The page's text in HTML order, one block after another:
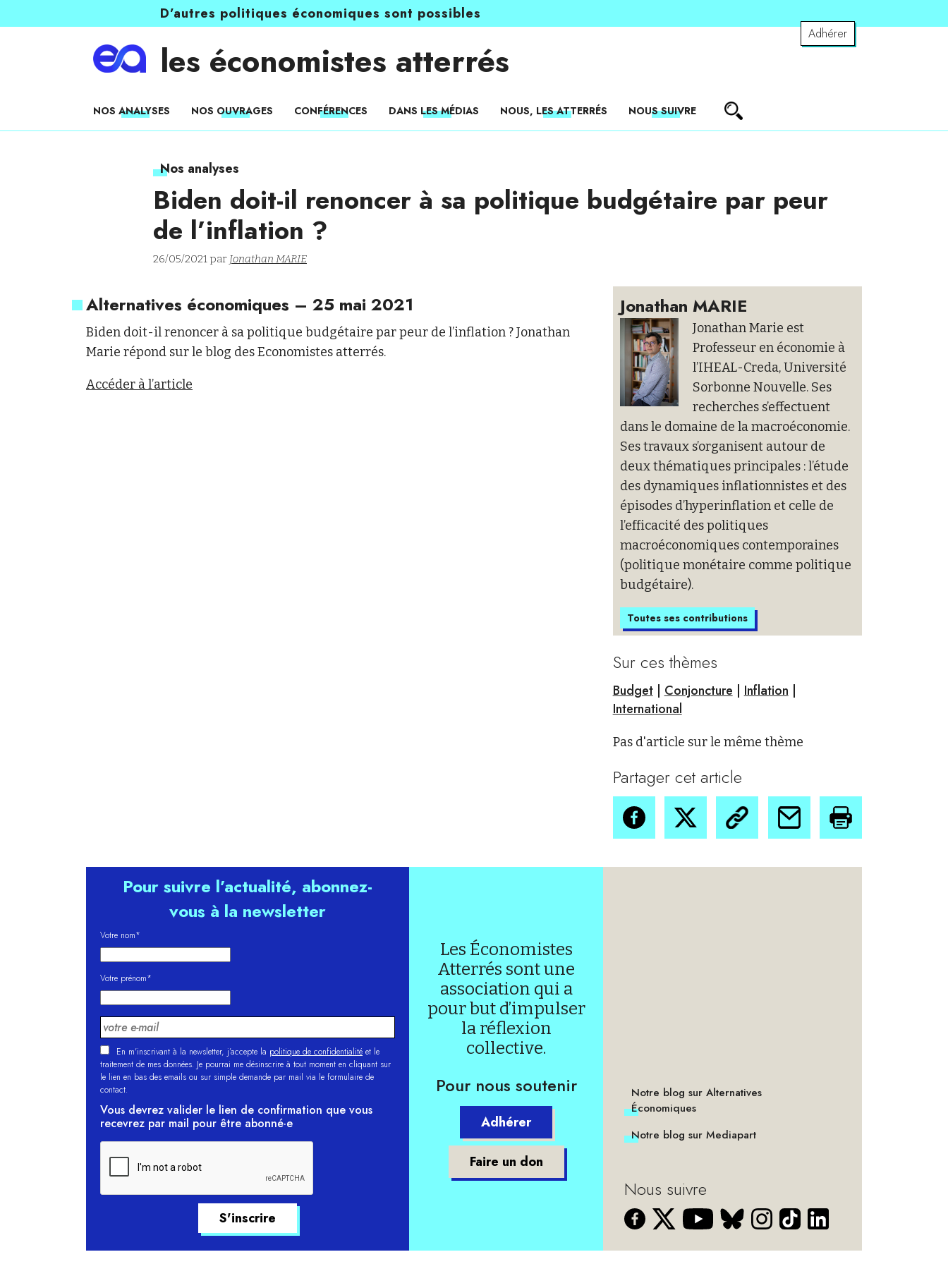
D’autres politiques économiques sont possibles
Adhérer
les économistes atterrés
NOS ANALYSES NOS OUVRAGES CONFÉRENCES DANS LES MÉDIAS NOUS, LES ATTERRÉS NOUS SUIVRE
Nos analyses
Biden doit-il renoncer à sa politique budgétaire par peur
de l’inflation ?
26/05/2021 par Jonathan MARIE
Alternatives économiques – 25 mai 2021
Biden doit-il renoncer à sa politique budgétaire par peur de l’inflation ? Jonathan
Marie répond sur le blog des Economistes atterrés.
Accéder à l’article
Jonathan MARIE
Jonathan Marie est
Professeur en économie à
l’IHEAL-Creda, Université
Sorbonne Nouvelle. Ses
recherches s’effectuent
dans le domaine de la macroéconomie.
Ses travaux s’organisent autour de
deux thématiques principales : l’étude
des dynamiques inflationnistes et des
épisodes d’hyperinflation et celle de
l’efficacité des politiques
macroéconomiques contemporaines
(politique monétaire comme politique
budgétaire).
Toutes ses contributions
Sur ces thèmes
Budget| Conjoncture | Inflation |
International
Pas d'article sur le même thème
Partager cet article
Pour suivre l’actualité, abonnez-
vous à la newsletter
Votre nom*
Votre prénom*
En m'inscrivant à la newsletter, j’accepte la politique de confidentialité et le
traitement de mes données. Je pourrai me désinscrire à tout moment en cliquant sur
le lien en bas des emails ou sur simple demande par mail via le formulaire de
contact.
Vous devrez valider le lien de confirmation que vous
recevrez par mail pour être abonné·e
Les Économistes
Atterrés sont une
association qui a
pour but d’impulser
la réflexion
collective.
Pour nous soutenir
Adhérer
Faire un don
Notre blog sur Alternatives
Économiques
Notre blog sur Mediapart
Nous suivre